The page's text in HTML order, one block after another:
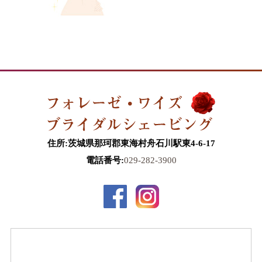
住所:茨城県那珂郡東海村舟石川駅東4-6-17
電話番号:029-282-3900